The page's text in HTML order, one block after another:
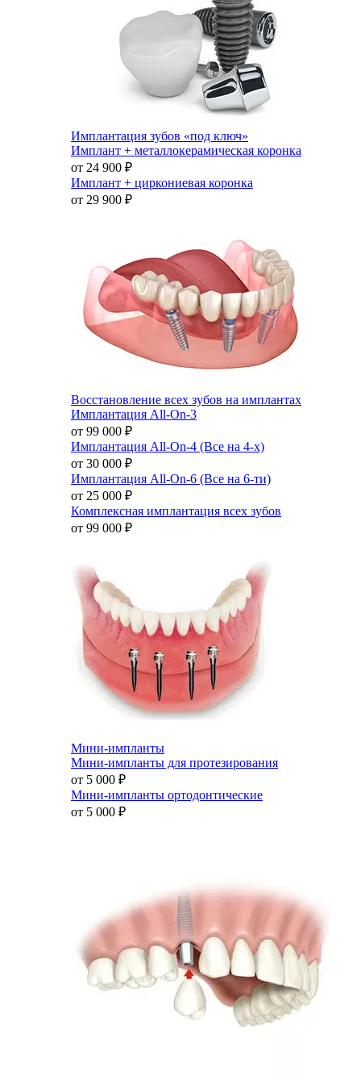
Имплантация зубов «под ключ»
Имплант + металлокерамическая коронка
от 24 900 ₽
Имплант + циркониевая коронка
от 29 900 ₽
Восстановление всех зубов на имплантах
Имплантация All-On-3
от 99 000 ₽
Имплантация All-On-4 (Все на 4-х)
от 30 000 ₽
Имплантация All-On-6 (Все на 6-ти)
от 25 000 ₽
Комплексная имплантация всех зубов
от 99 000 ₽
Мини-импланты
Мини-импланты для протезирования
от 5 000 ₽
Мини-импланты ортодонтические
от 5 000 ₽